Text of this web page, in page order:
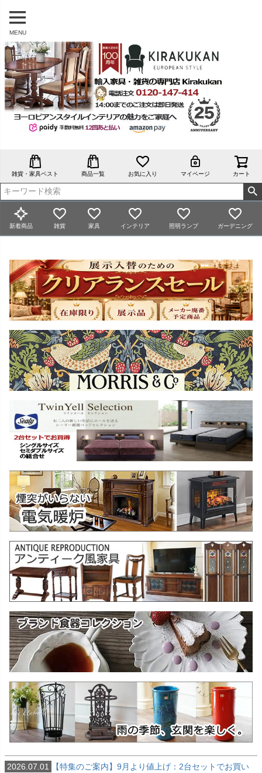
MENU
雑貨・家具ベスト 商品一覧 お気に入り マイページ カート
新着商品 雑貨 家具 インテリア 照明ランプ ガーデニング
2026.07.01
【特集のご案内】9月より値上げ：2台セットでお買い